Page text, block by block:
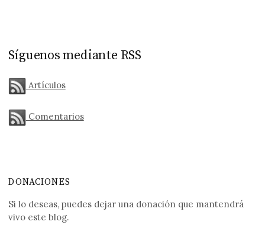
Síguenos mediante RSS
Artículos
Comentarios
DONACIONES
Si lo deseas, puedes dejar una donación que mantendrá
vivo este blog.